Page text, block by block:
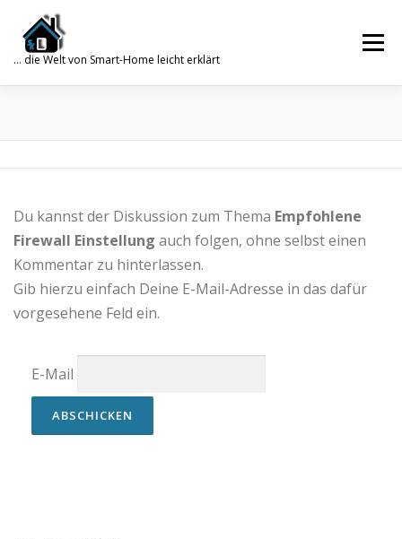
Inhalt
springen
… die Welt von Smart-Home leicht erklärt
Menü
WORDPRESS PHP TRUENAS GALERIE
ÜBER MICH KONTAKT
Du kannst der Diskussion zum Thema Empfohlene
Firewall Einstellung auch folgen, ohne selbst einen
Kommentar zu hinterlassen.
Gib hierzu einfach Deine E-Mail-Adresse in das dafür
vorgesehene Feld ein.
E-Mail